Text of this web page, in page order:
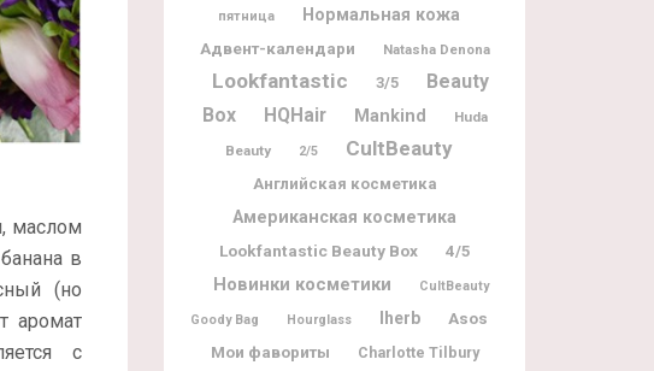
маслом
в
(но
аромат
с
пятница
Нормальная кожа
Адвент-календари
Natasha Denona
Lookfantastic 3/5
Beauty
Box
HQHair Mankind
Huda
Beauty
2/5 CultBeauty
Английская косметика
Американская косметика
Lookfantastic Beauty Box
4/5
Новинки косметики CultBeauty
Goody Bag Hourglass Iherb Asos
Мои фавориты Charlotte Tilbury